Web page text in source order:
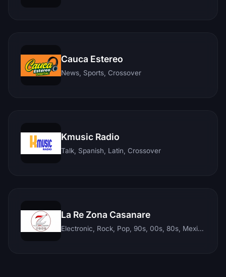
Cauca Estereo
News, Sports, Crossover
Kmusic Radio
Talk, Spanish, Latin, Crossover
La Re Zona Casanare
Electronic, Rock, Pop, 90s, 00s, 80s, Mexican, Ranchera, Reggaeton, Instrumental, Salsa, Merengue, Tropical, Romantic, Vallenato, Llanera